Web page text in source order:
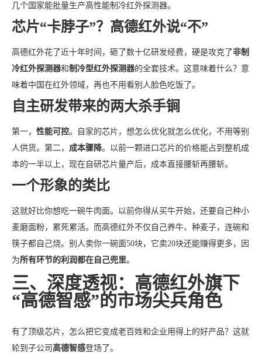
几个国家能批量生产高性能制冷红外探测器。
芯片“卡脖子”？高德红外说“不”
高德红外花了近十年时间，砸了数十亿研发经费，硬是攻克了非制
冷红外探测器和制冷型红外探测器的全套技术。这意味着什么？意
味着中国在红外领域，再也不用看别人脸色吃饭了。
自主研发带来的两大杀手锏
第一， 性能可控。自家的芯片，想怎么优化就怎么优化，不用等别
人供货。第二， 成本骤降。以前一颗进口芯片的价格能占到整机成
本的一半以上，现在自研芯片量产后，成本直接腰斩再腰斩。
一个形象的类比
这就好比你想吃一碗牛肉面。以前你得从买牛开始，还要自己种小
麦磨面粉，累死累活。而高德红外不仅自己养牛、种麦子，连碗和
筷子都自己烧。别人卖你一碗面50块，它卖20块还能赚得更多，因
为所有环节的利润都在自己兜里。
三、深度透视：高德红外旗下
“高德智感”的市场尖兵角色
有了顶级芯片，怎么把它变成老百姓和企业用得上的好产品？这就
轮到子公司高德智感登场了。